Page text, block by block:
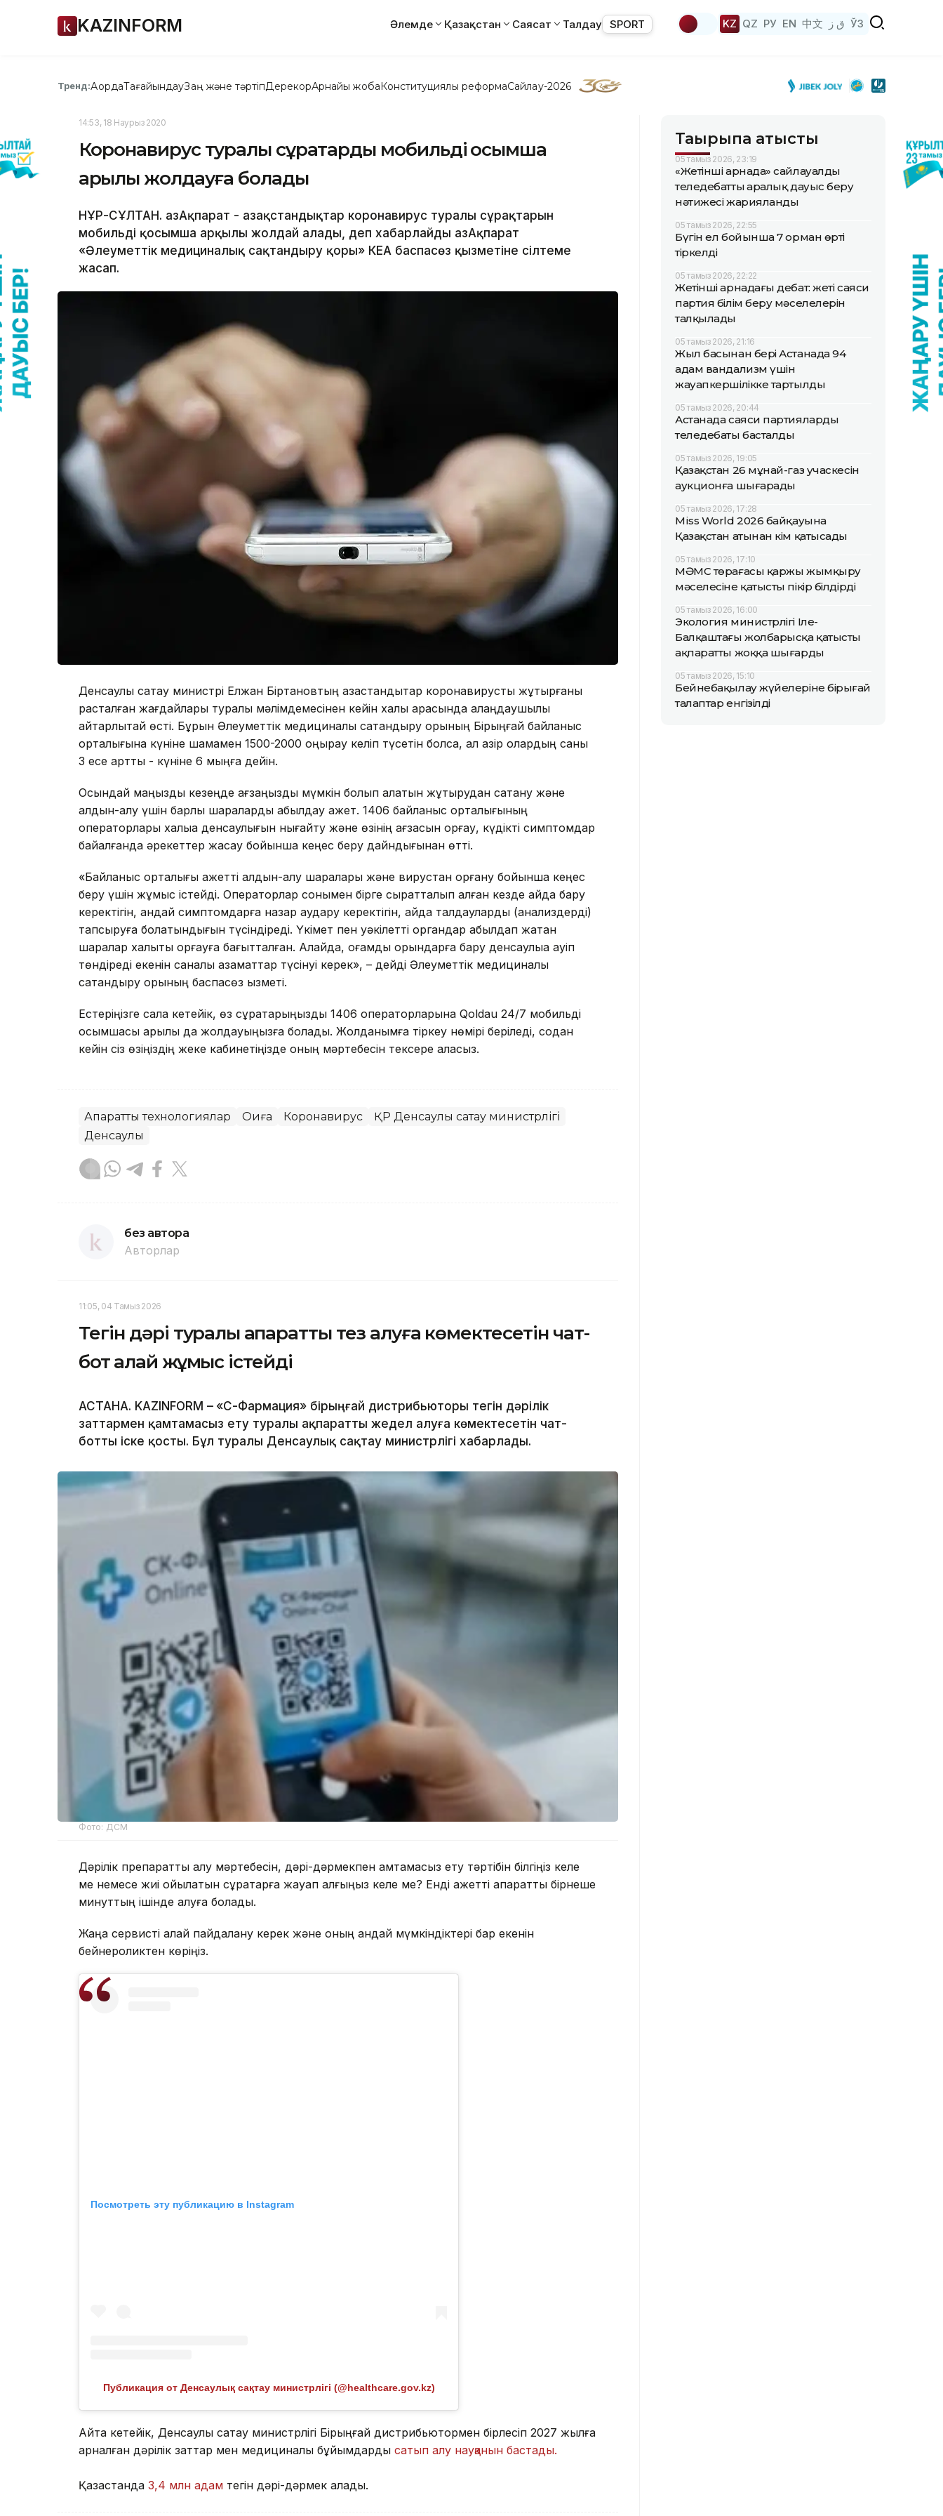
KAZINFORM Әлемде Қазақстан Саясат Талдау SPORT KZ QZ РУ EN 中文 ق ز ЎЗ
Тренд:АқордаТағайындауЗаң және тәртіпДерекқорАрнайы жобаКонституциялық реформаСайлау-2026
14:53, 18 Наурыз 2020
Коронавирус туралы сұрақтарды мобильді қосымша
арқылы жолдауға болады
НҰР-СҰЛТАН. ҚазАқпарат - Қазақстандықтар коронавирус туралы сұрақтарын
мобильді қосымша арқылы жолдай алады, деп хабарлайды ҚазАқпарат
«Әлеуметтік медициналық сақтандыру қоры» КЕАҚ баспасөз қызметіне сілтеме
жасап.
Денсаулық сақтау министрі Елжан Біртановтың қазақстандықтар коронавирусты жұқтырғаны
расталған жағдайлары туралы мәлімдемесінен кейін халық арасында алаңдаушылық
айтарлықтай өсті. Бұрын Әлеуметтік медициналық сақтандыру қорының Бірыңғай байланыс
орталығына күніне шамамен 1500-2000 қоңырау келіп түсетін болса, ал қазір олардың саны
3 есе артты - күніне 6 мыңға дейін.
Осындай маңызды кезеңде ағзаңызды мүмкін болып қалатын жұқтырудан сақтану және
алдын-алу үшін барлық шараларды қабылдау қажет. 1406 байланыс орталығының
операторлары халыққа денсаулығын нығайту және өзінің ағзасын қорғау, күдікті симптомдар
байқалғанда әрекеттер жасау бойынша кеңес беру дайндығынан өтті.
«Байланыс орталығы қажетті алдын-алу шаралары және вирустан қорғану бойынша кеңес
беру үшін жұмыс істейді. Операторлар сонымен бірге сырқатталып қалған кезде қайда бару
керектігін, қандай симптомдарға назар аудару керектігін, қайда талдауларды (анализдерді)
тапсыруға болатындығын түсіндіреді. Үкімет пен уәкілетті органдар қабылдап жатқан
шаралар халықты қорғауға бағытталған. Алайда, қоғамдық орындарға бару денсаулыққа қауіп
төндіреді екенін саналы азаматтар түсінуі керек», – дейді Әлеуметтік медициналық
сақтандыру қорының баспасөз қызметі.
Естеріңізге сала кетейік, өз сұрақтарыңызды 1406 операторларына Qoldau 24/7 мобильді
қосымшасы арқылы да жолдауыңызға болады. Жолданымға тіркеу нөмірі беріледі, содан
кейін сіз өзіңіздің жеке кабинетіңізде оның мәртебесін тексере аласыз.
Ақпараттық технологиялар Оқиға Коронавирус
ҚР Денсаулық сақтау министрлігі
Денсаулық
без автора
Авторлар
11:05, 04 Тамыз 2026
Тегін дәрі туралы ақпаратты тез алуға көмектесетін чат-
бот қалай жұмыс істейді
АСТАНА. KAZINFORM – «СҚ-Фармация» бірыңғай дистрибьюторы тегін дәрілік
заттармен қамтамасыз ету туралы ақпаратты жедел алуға көмектесетін чат-
ботты іске қосты. Бұл туралы Денсаулық сақтау министрлігі хабарлады.
Фото: ДСМ
Дәрілік препаратты алу мәртебесін, дәрі-дәрмекпен қамтамасыз ету тәртібін білгіңіз келе
ме немесе жиі қойылатын сұрақтарға жауап алғыңыз келе ме? Енді қажетті ақпаратты бірнеше
минуттың ішінде алуға болады.
Жаңа сервисті қалай пайдалану керек және оның қандай мүмкіндіктері бар екенін
бейнероликтен көріңіз.
Посмотреть эту публикацию в Instagram
Публикация от Денсаулық сақтау министрлігі (@healthcare.gov.kz)
Айта кетейік, Денсаулық сақтау министрлігі Бірыңғай дистрибьютормен бірлесіп 2027 жылға
арналған дәрілік заттар мен медициналық бұйымдарды сатып алу науқанын бастады.
Қазақстанда 3,4 млн адам тегін дәрі-дәрмек алады.
Тақырыпқа қатысты
05 тамыз 2026, 23:19
«Жетінші арнада» сайлауалды
теледебаттың аралық дауыс беру
нәтижесі жарияланды
05 тамыз 2026, 22:55
Бүгін ел бойынша 7 орман өрті
тіркелді
05 тамыз 2026, 22:22
Жетінші арнадағы дебат: жеті саяси
партия білім беру мәселелерін
талқылады
05 тамыз 2026, 21:16
Жыл басынан бері Астанада 94
адам вандализм үшін
жауапкершілікке тартылды
05 тамыз 2026, 20:44
Астанада саяси партиялардың
теледебаты басталды
05 тамыз 2026, 19:05
Қазақстан 26 мұнай-газ учаскесін
аукционға шығарады
05 тамыз 2026, 17:28
Miss World 2026 байқауына
Қазақстан атынан кім қатысады
05 тамыз 2026, 17:10
МӘМС төрағасы қаржы жымқыру
мәселесіне қатысты пікір білдірді
05 тамыз 2026, 16:00
Экология министрлігі Іле-
Балқаштағы жолбарысқа қатысты
ақпаратты жоққа шығарды
05 тамыз 2026, 15:10
Бейнебақылау жүйелеріне бірыңғай
талаптар енгізілді